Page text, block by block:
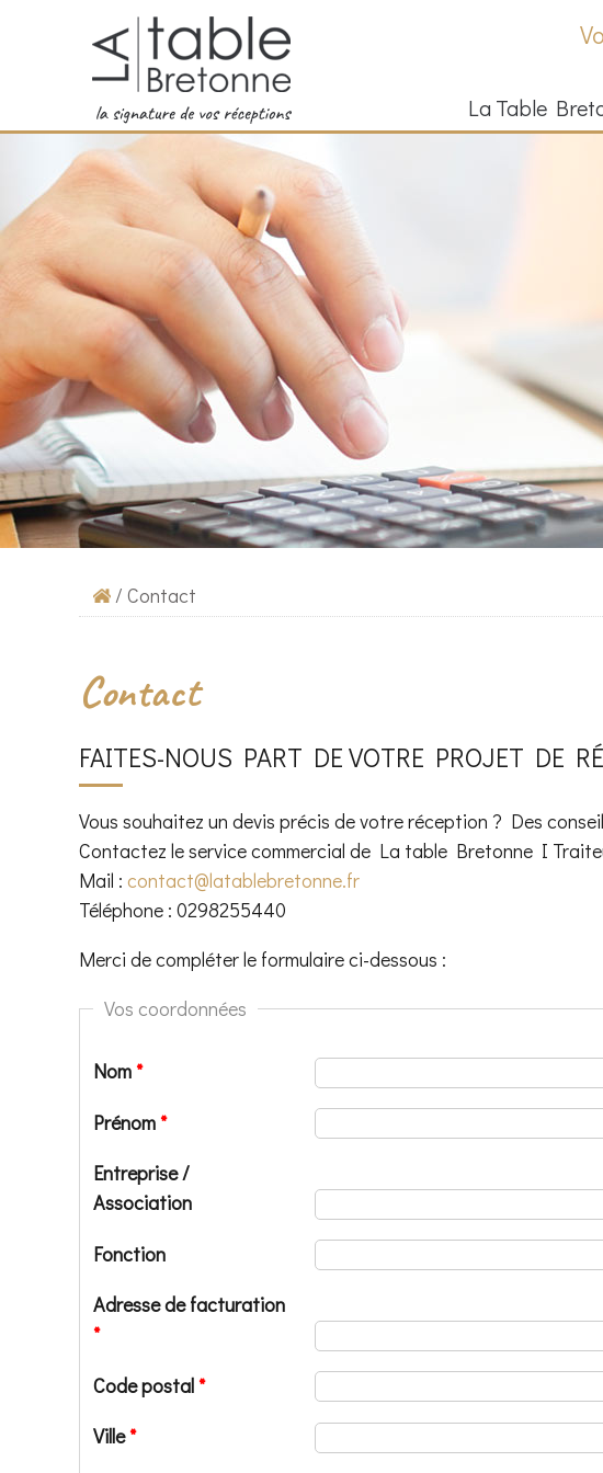
Aller au contenu principal
La Table
/ Contact
Contact
FAITES-NOUS PART DE VOTRE PROJET DE
Vous souhaitez un devis précis de votre réception ? Des
Contactez le service commercial de La table Bretonne I
Mail : contact@latablebretonne.fr
Téléphone : 0298255440
Merci de compléter le formulaire ci-dessous :
Vos coordonnées
Nom*
Prénom*
Entreprise /
Association
Fonction
Adresse de facturation
*
Code postal*
Ville*